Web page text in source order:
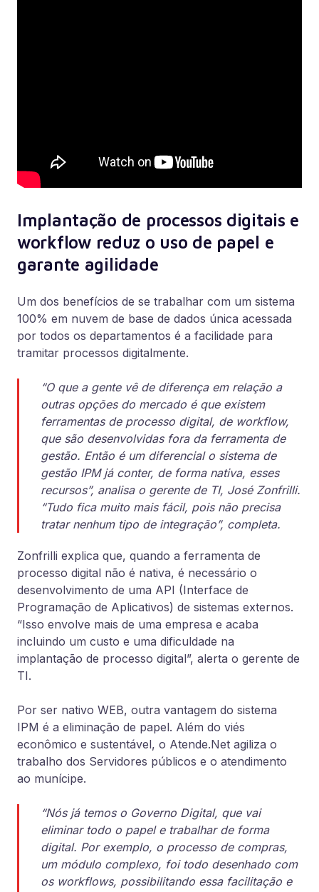
Implantação de processos digitais e
workflow reduz o uso de papel e
garante agilidade
Um dos benefícios de se trabalhar com um sistema
100% em nuvem de base de dados única acessada
por todos os departamentos é a facilidade para
tramitar processos digitalmente.
“O que a gente vê de diferença em relação a
outras opções do mercado é que existem
ferramentas de processo digital, de workflow,
que são desenvolvidas fora da ferramenta de
gestão. Então é um diferencial o sistema de
gestão IPM já conter, de forma nativa, esses
recursos”, analisa o gerente de TI, José Zonfrilli.
“Tudo fica muito mais fácil, pois não precisa
tratar nenhum tipo de integração”, completa.
Zonfrilli explica que, quando a ferramenta de
processo digital não é nativa, é necessário o
desenvolvimento de uma API (Interface de
Programação de Aplicativos) de sistemas externos.
“Isso envolve mais de uma empresa e acaba
incluindo um custo e uma dificuldade na
implantação de processo digital”, alerta o gerente de
TI.
Por ser nativo WEB, outra vantagem do sistema
IPM é a eliminação de papel. Além do viés
econômico e sustentável, o Atende.Net agiliza o
trabalho dos Servidores públicos e o atendimento
ao munícipe.
“Nós já temos o Governo Digital, que vai
eliminar todo o papel e trabalhar de forma
digital. Por exemplo, o processo de compras,
um módulo complexo, foi todo desenhado com
os workflows, possibilitando essa facilitação e